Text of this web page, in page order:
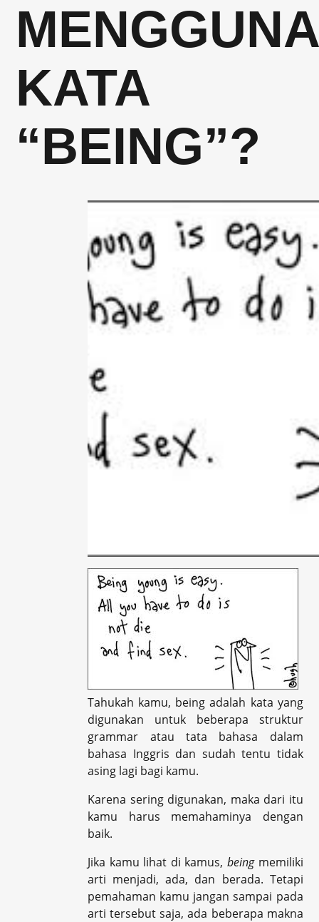
KATA
“BEING”?
Tahukah kamu, being adalah kata yang
digunakan untuk beberapa struktur
grammar atau tata bahasa dalam
bahasa Inggris dan sudah tentu tidak
asing lagi bagi kamu.
Karena sering digunakan, maka dari itu
kamu harus memahaminya dengan
baik.
Jika kamu lihat di kamus,being memiliki
arti menjadi,ada, dan berada. Tetapi
pemahaman kamu jangan sampai pada
arti tersebut saja, ada beberapa makna